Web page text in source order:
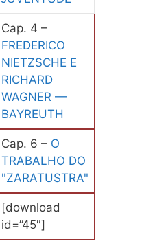
Cap. 4 –
FREDERICO
NIETZSCHE E
RICHARD
WAGNER —
BAYREUTH
Cap. 6 – O
TRABALHO DO
"ZARATUSTRA"
[download
id=”45″]